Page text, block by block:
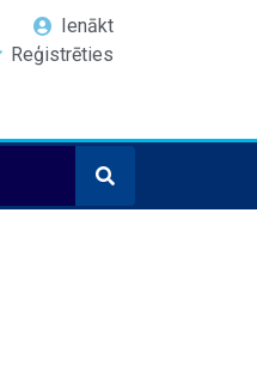
Ienākt
Reģistrēties